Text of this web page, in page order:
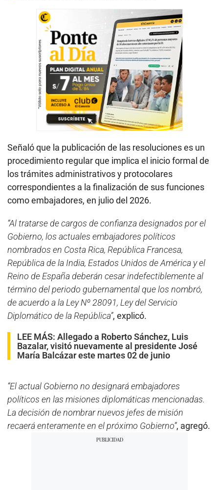
Señaló que la publicación de las resoluciones es un
procedimiento regular que implica el inicio formal de
los trámites administrativos y protocolares
correspondientes a la finalización de sus funciones
como embajadores, en julio del 2026.
“Al tratarse de cargos de confianza designados por el
Gobierno, los actuales embajadores políticos
nombrados en Costa Rica, República Francesa,
República de la India, Estados Unidos de América y el
Reino de España deberán cesar indefectiblemente al
término del periodo gubernamental que los nombró,
de acuerdo a la Ley Nº 28091, Ley del Servicio
Diplomático de la República”, explicó.
LEE MÁS: Allegado a Roberto Sánchez, Luis
Bazalar, visitó nuevamente al presidente José
María Balcázar este martes 02 de junio
“El actual Gobierno no designará embajadores
políticos en las misiones diplomáticas mencionadas.
La decisión de nombrar nuevos jefes de misión
recaerá enteramente en el próximo Gobierno”, agregó.